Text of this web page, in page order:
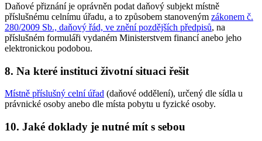
Daňové přiznání je oprávněn podat daňový subjekt místně
příslušnému celnímu úřadu, a to způsobem stanoveným zákonem č.
280/2009 Sb., daňový řád, ve znění pozdějších předpisů, na
příslušném formuláři vydaném Ministerstvem financí anebo jeho
elektronickou podobou.
8. Na které instituci životní situaci řešit
Místně příslušný celní úřad (daňové oddělení), určený dle sídla u
právnické osoby anebo dle místa pobytu u fyzické osoby.
10. Jaké doklady je nutné mít s sebou